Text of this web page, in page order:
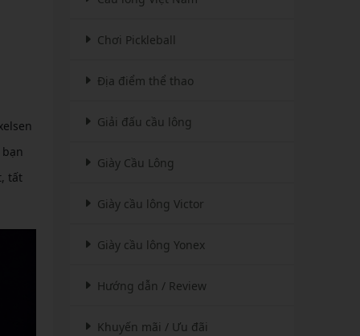
tất
Chơi Pickleball
Địa điểm thể thao
Giải đấu cầu lông
Giày Cầu Lông
Giày cầu lông Victor
Giày cầu lông Yonex
Hướng dẫn / Review
Khuyến mãi / Ưu đãi